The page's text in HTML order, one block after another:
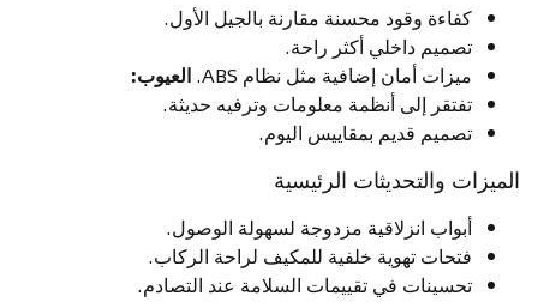
كفاءة وقود محسنة مقارنة بالجيل الأول.
تصميم داخلي أكثر راحة.
ميزات أمان إضافية مثل نظام ABS.
العيوب:
تفتقر إلى أنظمة معلومات وترفيه حديثة.
تصميم قديم بمقاييس اليوم.
الميزات والتحديثات الرئيسية
أبواب انزلاقية مزدوجة لسهولة الوصول.
فتحات تهوية خلفية للمكيف لراحة الركاب.
تحسينات في تقييمات السلامة عند التصادم.